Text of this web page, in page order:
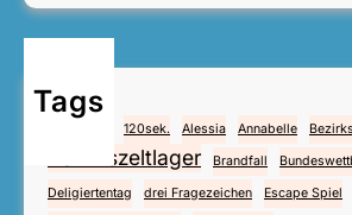
Tags
120sek. Alessia Annabelle
Bezirkszeltlager Brandfall
Deligiertentag drei Fragezeichen Escape Spiel